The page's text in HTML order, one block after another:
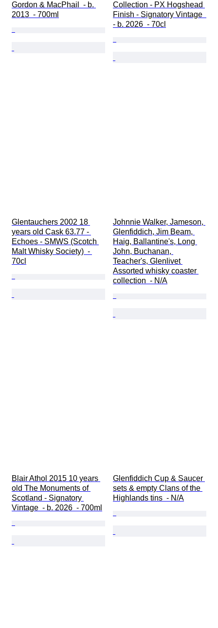
Gordon & MacPhail  - b.
2013  - 700ml
Collection - PX Hogshead
Finish - Signatory Vintage
- b. 2026  - 70cl
Glentauchers 2002 18
years old Cask 63.77 -
Echoes - SMWS (Scotch
Malt Whisky Society)  -
70cl
Johnnie Walker, Jameson,
Glenfiddich, Jim Beam,
Haig, Ballantine's, Long
John, Buchanan,
Teacher's, Glenlivet
Assorted whisky coaster
collection  - N/A
Blair Athol 2015 10 years
old The Monuments of
Scotland - Signatory
Vintage  - b. 2026  - 700ml
Glenfiddich Cup & Saucer
sets & empty Clans of the
Highlands tins  - N/A